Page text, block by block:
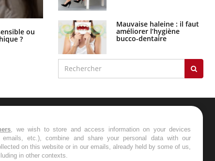
ou
?
Bébés, jeunes enfants : quelle
trousse à pharmacie pour les
vacances ?
Mauvaise haleine : il faut
améliorer l’hygiène
bucco-dentaire
les semaines les meilleures
, we wish to store and access information on your devices
etc.), combine and share your personal data with our
on this website or in our emails, already held by some of us,
in other contexts.